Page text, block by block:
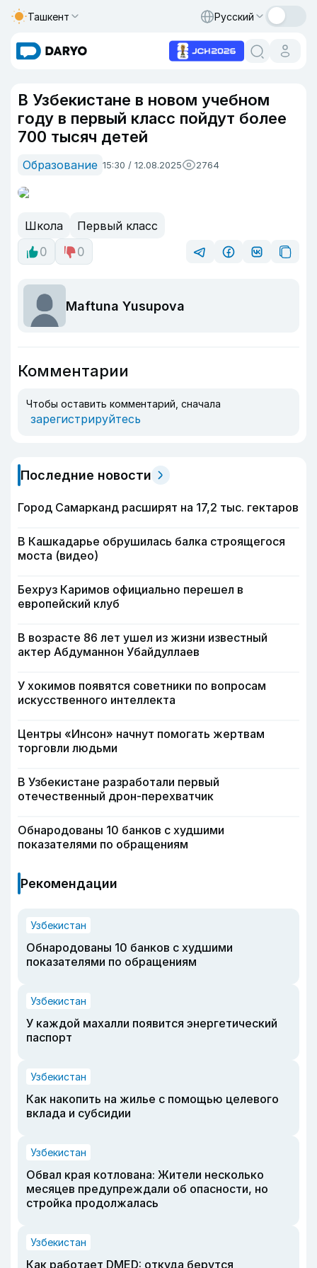
Ташкент Русский
В Узбекистане в новом учебном
году в первый класс пойдут более
700 тысяч детей
Образование 15:30 / 12.08.2025 2764
Школа
Первый класс
0
0
Maftuna Yusupova
Комментарии
Чтобы оставить комментарий, сначала
зарегистрируйтесь
Последние новости
Город Самарканд расширят на 17,2 тыс. гектаров
В Кашкадарье обрушилась балка строящегося
моста (видео)
Бехруз Каримов официально перешел в
европейский клуб
В возрасте 86 лет ушел из жизни известный
актер Абдуманнон Убайдуллаев
У хокимов появятся советники по вопросам
искусственного интеллекта
Центры «Инсон» начнут помогать жертвам
торговли людьми
В Узбекистане разработали первый
отечественный дрон-перехватчик
Обнародованы 10 банков с худшими
показателями по обращениям
Рекомендации
Узбекистан
Обнародованы 10 банков с худшими
показателями по обращениям
Узбекистан
У каждой махалли появится энергетический
паспорт
Узбекистан
Как накопить на жилье с помощью целевого
вклада и субсидии
Узбекистан
Обвал края котлована: Жители несколько
месяцев предупреждали об опасности, но
стройка продолжалась
Узбекистан
Как работает DMED: откуда берутся